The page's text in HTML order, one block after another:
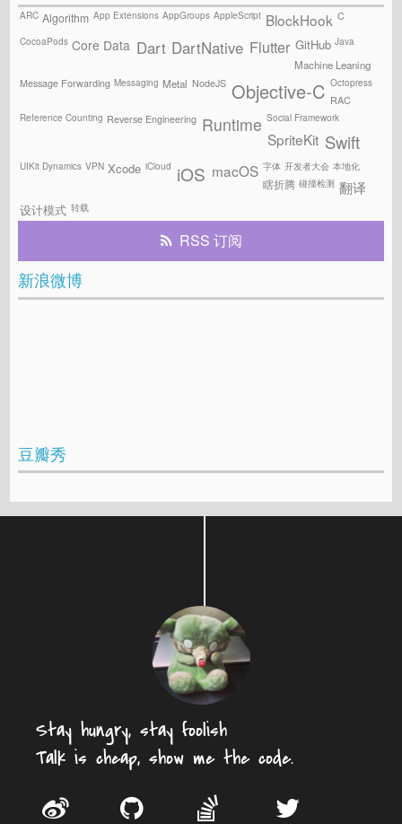
ARC Algorithm App Extensions AppGroups AppleScript BlockHook C
CocoaPods Core Data Dart DartNative Flutter GitHub Java
Machine Leaning
Message Forwarding Messaging Metal NodeJS Objective-C Octopress
RAC
Reference Counting Reverse Engineering Runtime Social Framework
SpriteKit Swift
UIKit Dynamics VPN Xcode iCloud iOS macOS 字体 开发者大会 本地化
瞎折腾 碰撞检测 翻译
设计模式 转载
RSS 订阅
新浪微博
豆瓣秀
Stay hungry, stay foolish
Talk is cheap, show me the code.